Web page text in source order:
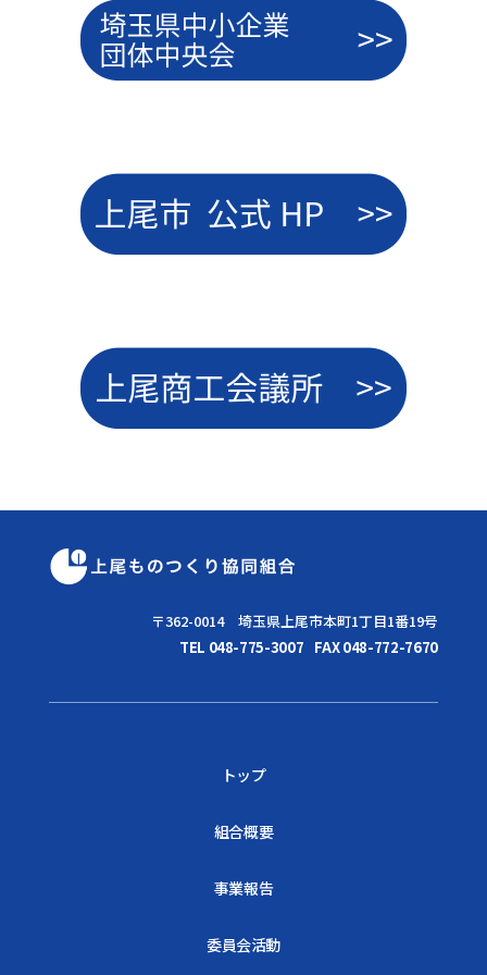
〒362-0014 埼玉県上尾市本町1丁目1番19号
TEL 048-775-3007 FAX 048-772-7670
トップ
組合概要
事業報告
委員会活動